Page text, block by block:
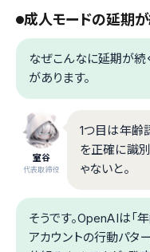
成人モードの延期
なぜこんなに延期が続
があります。
室谷
代表取締役
1つ目は年齢
を正確に識
ゃないと。
そうです。OpenAIは「
アカウントの行動パタ